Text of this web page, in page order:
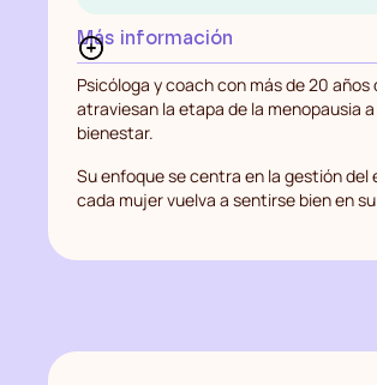
Más información
Psicóloga y coach con más de 20
atraviesan la etapa de la menopausia
bienestar.
Su enfoque se centra en la gestión del
cada mujer vuelva a sentirse bien en